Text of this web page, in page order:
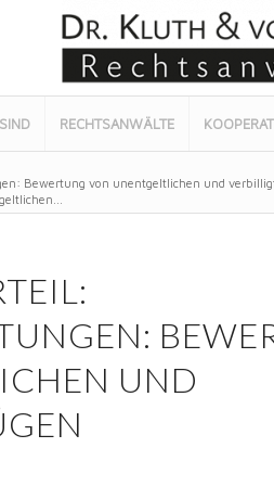
RECHTSANWÄLTE
Bewertung von unentgeltlichen und
UND